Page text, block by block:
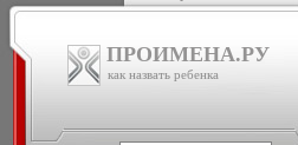
ПРОИМЕНА.РУ
как назвать ребенка